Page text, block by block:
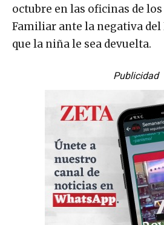
octubre en las oficinas de los
Familiar ante la negativa del
que la niña le sea devuelta.
Publicidad